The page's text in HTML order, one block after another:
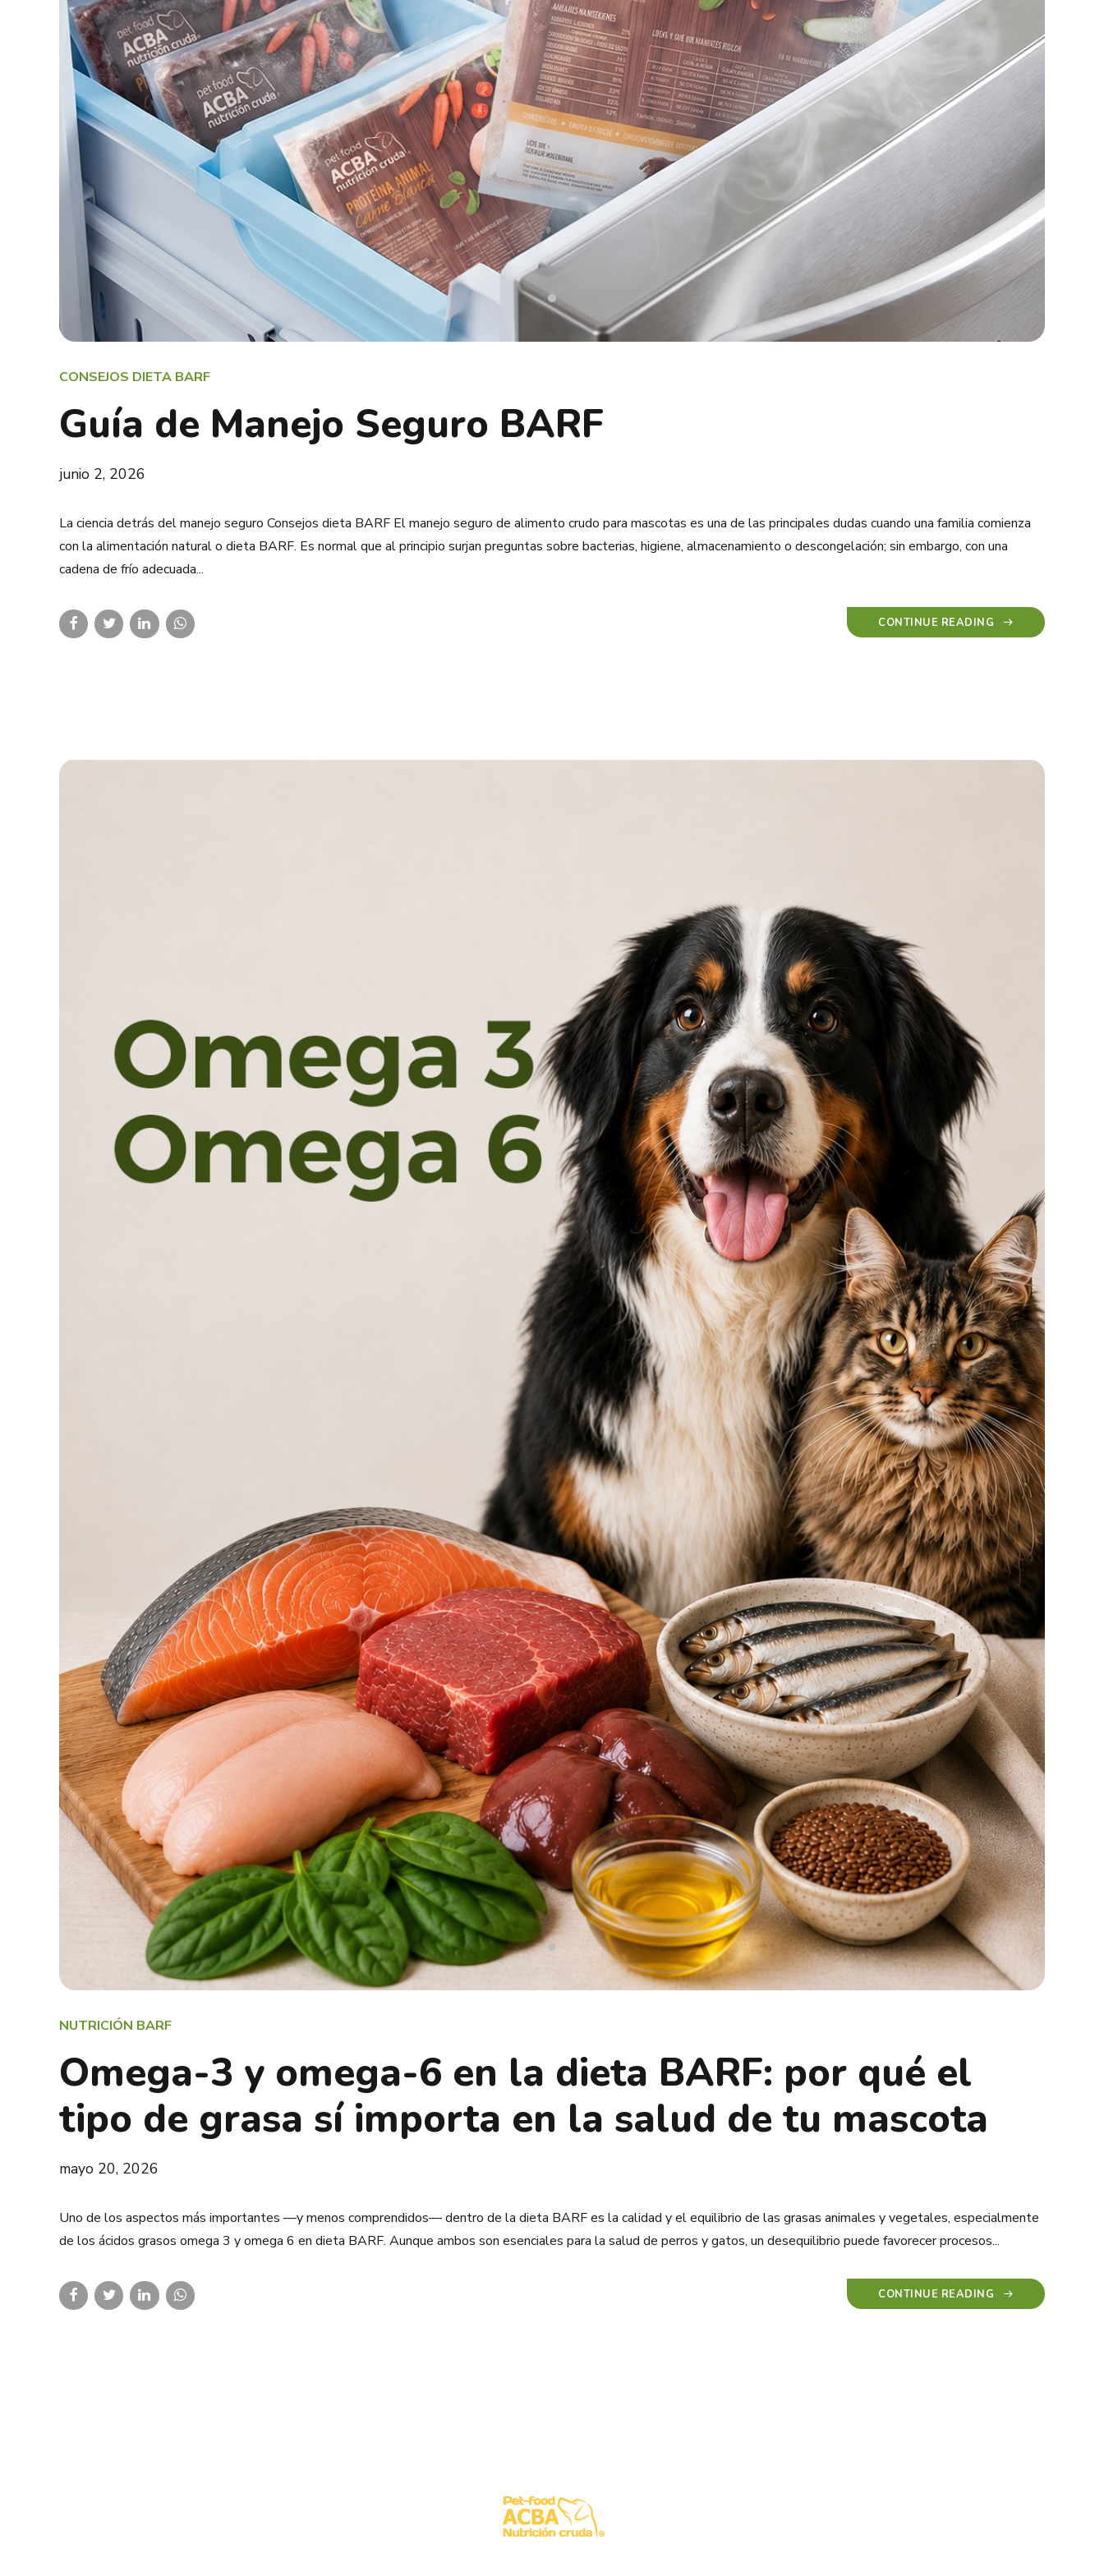
CONSEJOS DIETA BARF
Guía de Manejo Seguro BARF
junio 2, 2026
La ciencia detrás del manejo seguro Consejos dieta BARF El manejo seguro de alimento crudo para mascotas es una de las principales dudas cuando una familia comienza
con la alimentación natural o dieta BARF. Es normal que al principio surjan preguntas sobre bacterias, higiene, almacenamiento o descongelación; sin embargo, con una
cadena de frío adecuada...
CONTINUE READING
NUTRICIÓN BARF
Omega-3 y omega-6 en la dieta BARF: por qué el
tipo de grasa sí importa en la salud de tu mascota
mayo 20, 2026
Uno de los aspectos más importantes —y menos comprendidos— dentro de la dieta BARF es la calidad y el equilibrio de las grasas animales y vegetales, especialmente
de los ácidos grasos omega 3 y omega 6 en dieta BARF. Aunque ambos son esenciales para la salud de perros y gatos, un desequilibrio puede favorecer procesos...
CONTINUE READING